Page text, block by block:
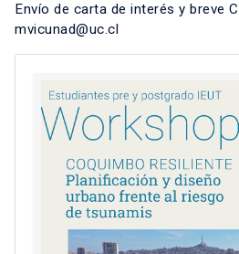
Envío de carta de interés y breve
mvicunad@uc.cl